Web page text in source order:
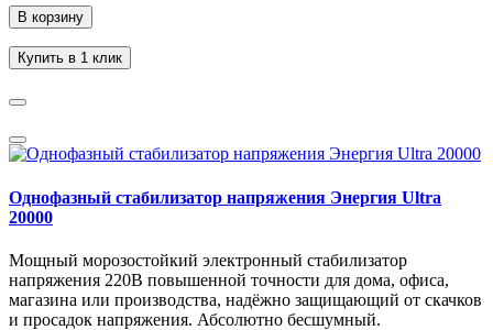
В корзину
Купить в 1 клик
Однофазный стабилизатор напряжения Энергия Ultra
20000
Мощный морозостойкий электронный стабилизатор
напряжения 220В повышенной точности для дома, офиса,
магазина или производства, надёжно защищающий от скачков
и просадок напряжения. Абсолютно бесшумный.